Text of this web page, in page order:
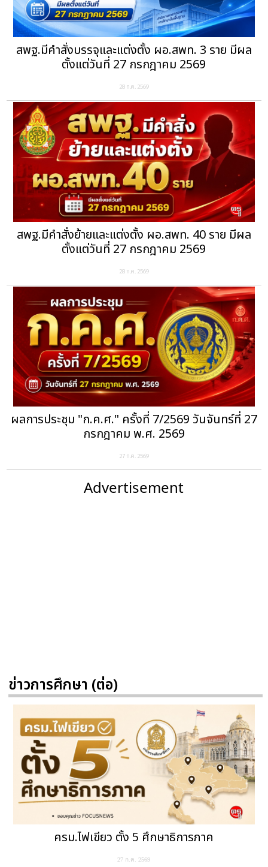
สพฐ.มีคำสั่งบรรจุและแต่งตั้ง ผอ.สพท. 3 ราย มีผล
ตั้งแต่วันที่ 27 กรกฎาคม 2569
28 ก.ค. 2569
สพฐ.มีคำสั่งย้ายและแต่งตั้ง ผอ.สพท. 40 ราย มีผล
ตั้งแต่วันที่ 27 กรกฎาคม 2569
28 ก.ค. 2569
ผลการประชุม "ก.ค.ศ." ครั้งที่ 7/2569 วันจันทร์ที่ 27
กรกฎาคม พ.ศ. 2569
27 ก.ค. 2569
Advertisement
ข่าวการศึกษา (ต่อ)
ครม.ไฟเขียว ตั้ง 5 ศึกษาธิการภาค
27 ก.ค. 2569